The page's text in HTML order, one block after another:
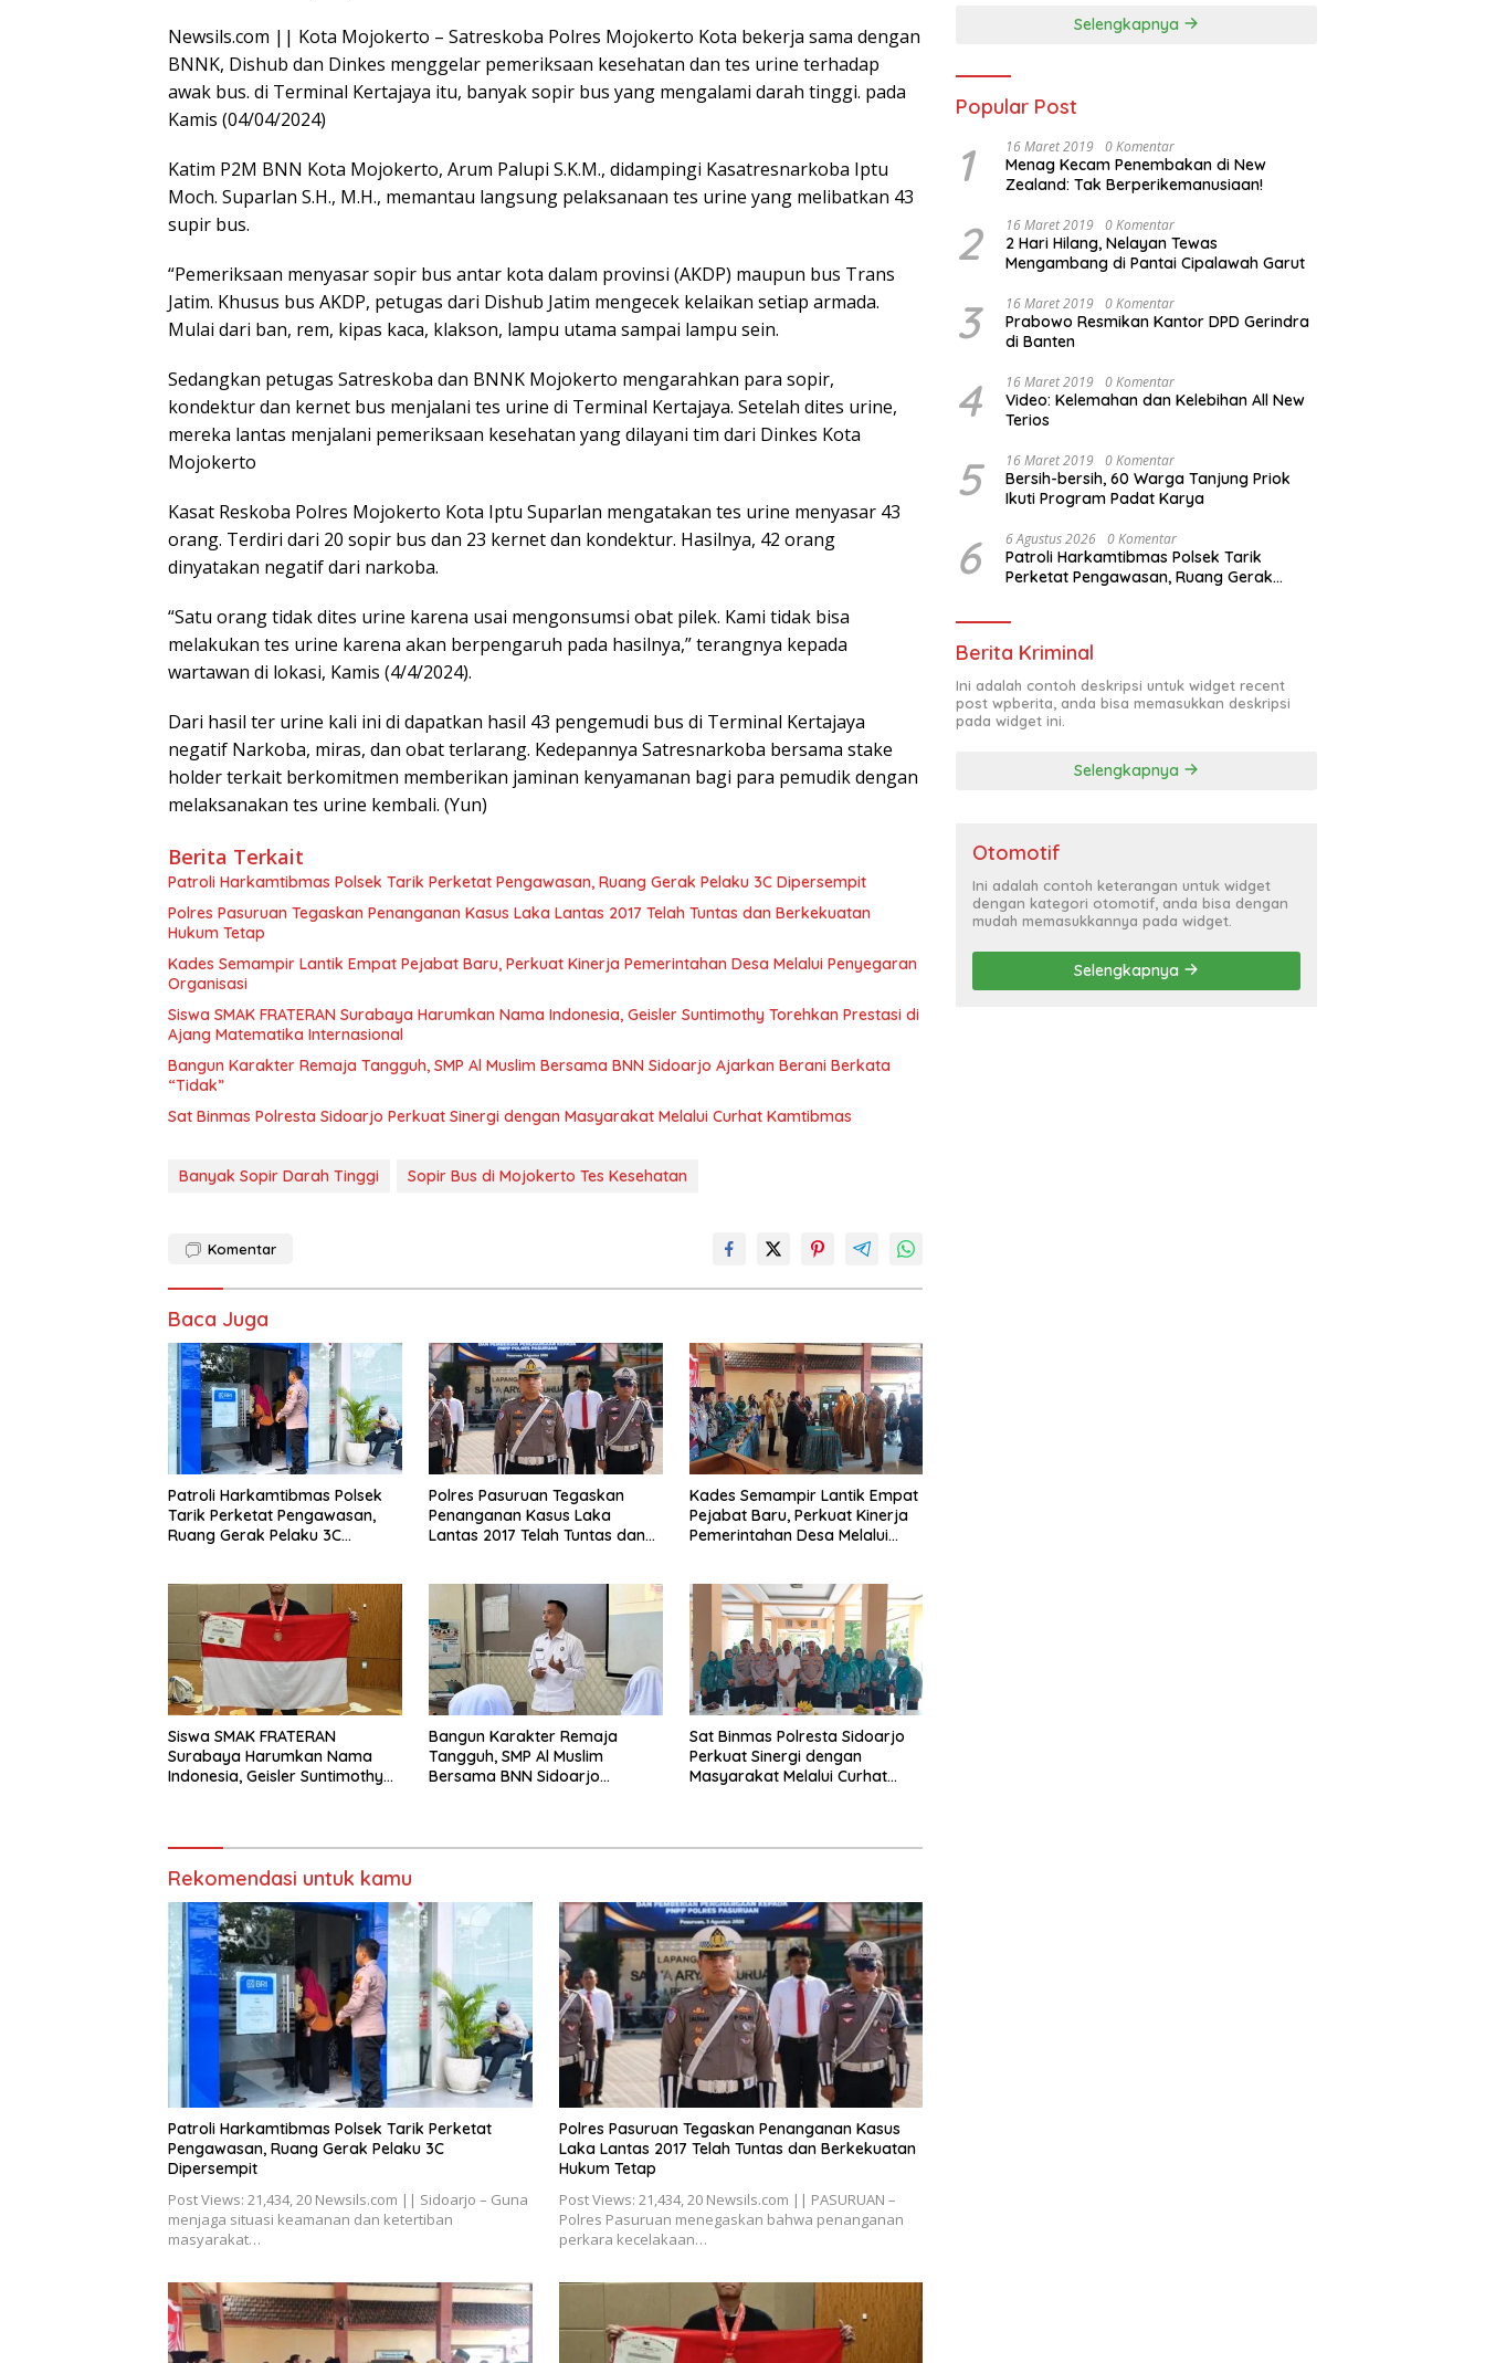
Newsils.com || Kota Mojokerto – Satreskoba Polres Mojokerto Kota bekerja sama dengan
BNNK, Dishub dan Dinkes menggelar pemeriksaan kesehatan dan tes urine terhadap
awak bus. di Terminal Kertajaya itu, banyak sopir bus yang mengalami darah tinggi. pada
Kamis (04/04/2024)
Katim P2M BNN Kota Mojokerto, Arum Palupi S.K.M., didampingi Kasatresnarkoba Iptu
Moch. Suparlan S.H., M.H., memantau langsung pelaksanaan tes urine yang melibatkan 43
supir bus.
“Pemeriksaan menyasar sopir bus antar kota dalam provinsi (AKDP) maupun bus Trans
Jatim. Khusus bus AKDP, petugas dari Dishub Jatim mengecek kelaikan setiap armada.
Mulai dari ban, rem, kipas kaca, klakson, lampu utama sampai lampu sein.
Sedangkan petugas Satreskoba dan BNNK Mojokerto mengarahkan para sopir,
kondektur dan kernet bus menjalani tes urine di Terminal Kertajaya. Setelah dites urine,
mereka lantas menjalani pemeriksaan kesehatan yang dilayani tim dari Dinkes Kota
Mojokerto
Kasat Reskoba Polres Mojokerto Kota Iptu Suparlan mengatakan tes urine menyasar 43
orang. Terdiri dari 20 sopir bus dan 23 kernet dan kondektur. Hasilnya, 42 orang
dinyatakan negatif dari narkoba.
“Satu orang tidak dites urine karena usai mengonsumsi obat pilek. Kami tidak bisa
melakukan tes urine karena akan berpengaruh pada hasilnya,” terangnya kepada
wartawan di lokasi, Kamis (4/4/2024).
Dari hasil ter urine kali ini di dapatkan hasil 43 pengemudi bus di Terminal Kertajaya
negatif Narkoba, miras, dan obat terlarang. Kedepannya Satresnarkoba bersama stake
holder terkait berkomitmen memberikan jaminan kenyamanan bagi para pemudik dengan
melaksanakan tes urine kembali. (Yun)
Berita Terkait
Patroli Harkamtibmas Polsek Tarik Perketat Pengawasan, Ruang Gerak Pelaku 3C Dipersempit
Polres Pasuruan Tegaskan Penanganan Kasus Laka Lantas 2017 Telah Tuntas dan Berkekuatan
Hukum Tetap
Kades Semampir Lantik Empat Pejabat Baru, Perkuat Kinerja Pemerintahan Desa Melalui Penyegaran
Organisasi
Siswa SMAK FRATERAN Surabaya Harumkan Nama Indonesia, Geisler Suntimothy Torehkan Prestasi di
Ajang Matematika Internasional
Bangun Karakter Remaja Tangguh, SMP Al Muslim Bersama BNN Sidoarjo Ajarkan Berani Berkata
“Tidak”
Sat Binmas Polresta Sidoarjo Perkuat Sinergi dengan Masyarakat Melalui Curhat Kamtibmas
Banyak Sopir Darah Tinggi Sopir Bus di Mojokerto Tes Kesehatan
Komentar
Baca Juga
Patroli Harkamtibmas Polsek
Tarik Perketat Pengawasan,
Ruang Gerak Pelaku 3C
Polres Pasuruan Tegaskan
Penanganan Kasus Laka
Lantas 2017 Telah Tuntas dan
Kades Semampir Lantik Empat
Pejabat Baru, Perkuat Kinerja
Pemerintahan Desa Melalui
Siswa SMAK FRATERAN
Surabaya Harumkan Nama
Indonesia, Geisler Suntimothy
Bangun Karakter Remaja
Tangguh, SMP Al Muslim
Bersama BNN Sidoarjo
Sat Binmas Polresta Sidoarjo
Perkuat Sinergi dengan
Masyarakat Melalui Curhat
Rekomendasi untuk kamu
Patroli Harkamtibmas Polsek Tarik Perketat
Pengawasan, Ruang Gerak Pelaku 3C
Dipersempit
Post Views: 21,434, 20 Newsils.com || Sidoarjo – Guna
menjaga situasi keamanan dan ketertiban
masyarakat…
Polres Pasuruan Tegaskan Penanganan Kasus
Laka Lantas 2017 Telah Tuntas dan Berkekuatan
Hukum Tetap
Post Views: 21,434, 20 Newsils.com || PASURUAN –
Polres Pasuruan menegaskan bahwa penanganan
perkara kecelakaan…
Selengkapnya
Popular Post
1 16 Maret 2019 0 Komentar
Menag Kecam Penembakan di New
Zealand: Tak Berperikemanusiaan!
2 16 Maret 2019 0 Komentar
2 Hari Hilang, Nelayan Tewas
Mengambang di Pantai Cipalawah Garut
3 16 Maret 2019 0 Komentar
Prabowo Resmikan Kantor DPD Gerindra
di Banten
4 16 Maret 2019 0 Komentar
Video: Kelemahan dan Kelebihan All New
Terios
5 16 Maret 2019 0 Komentar
Bersih-bersih, 60 Warga Tanjung Priok
Ikuti Program Padat Karya
6 6 Agustus 2026 0 Komentar
Patroli Harkamtibmas Polsek Tarik
Perketat Pengawasan, Ruang Gerak
Berita Kriminal
Ini adalah contoh deskripsi untuk widget recent
post wpberita, anda bisa memasukkan deskripsi
pada widget ini.
Selengkapnya
Otomotif
Ini adalah contoh keterangan untuk widget
dengan kategori otomotif, anda bisa dengan
mudah memasukkannya pada widget.
Selengkapnya